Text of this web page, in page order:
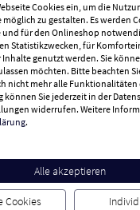
Cookies ein, um die
zu gestalten. Es werden
und für den Onlineshop
Statistikzwecken, für
genutzt werden. Sie
möchten. Bitte beachten
nicht mehr alle Funktionalitäten
können Sie jederzeit in der
widerrufen. Weitere
.
Alle akzeptieren
Cookies